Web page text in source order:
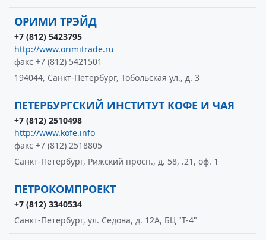
ОРИМИ ТРЭЙД
+7 (812) 5423795
http://www.orimitrade.ru
факс +7 (812) 5421501
194044, Санкт-Петербург, Тобольская ул., д. 3
ПЕТЕРБУРГСКИЙ ИНСТИТУТ КОФЕ И ЧАЯ
+7 (812) 2510498
http://www.kofe.info
факс +7 (812) 2518805
Санкт-Петербург, Рижский просп., д. 58, .21, оф. 1
ПЕТРОКОМПРОЕКТ
+7 (812) 3340534
Санкт-Петербург, ул. Седова, д. 12А, БЦ "Т-4"